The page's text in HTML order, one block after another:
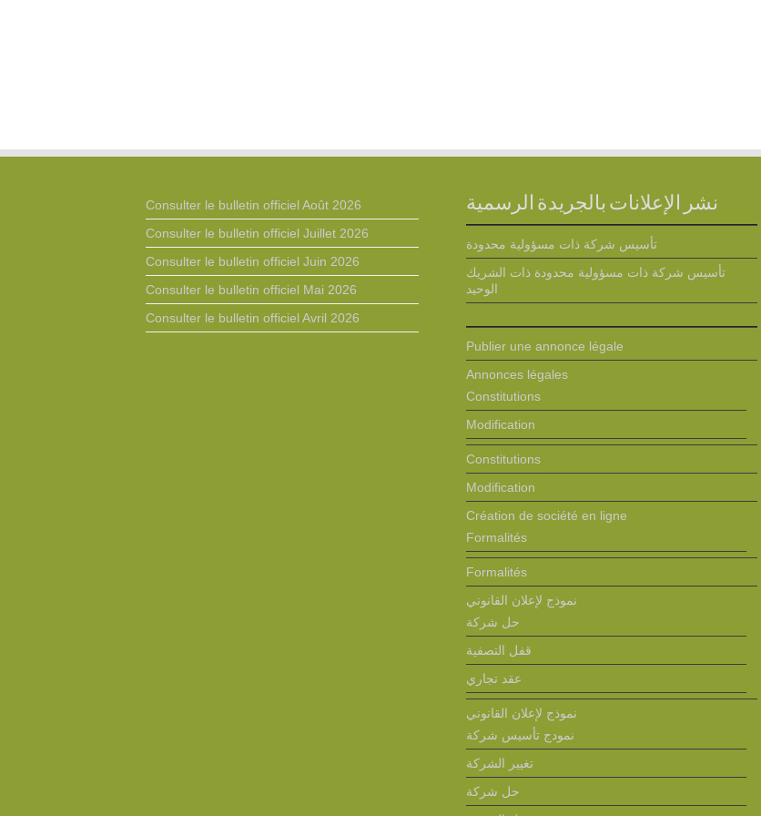
Consulter le bulletin officiel Août 2026
Consulter le bulletin officiel Juillet 2026
Consulter le bulletin officiel Juin 2026
Consulter le bulletin officiel Mai 2026
Consulter le bulletin officiel Avril 2026
نشر الإعلانات بالجريدة الرسمية
تأسيس شركة ذات مسؤولية محدودة
تأسيس شركة ذات مسؤولية محدودة ذات الشريك
الوحيد
Publier une annonce légale
Annonces légales
Constitutions
Modification
Constitutions
Modification
Création de société en ligne
Formalités
Formalités
نموذج لإعلان القانوني
حل شركة
قفل التصفية
عقد تجاري
نموذج لإعلان القانوني
نمودج تأسيس شركة
تغيير الشركة
حل شركة